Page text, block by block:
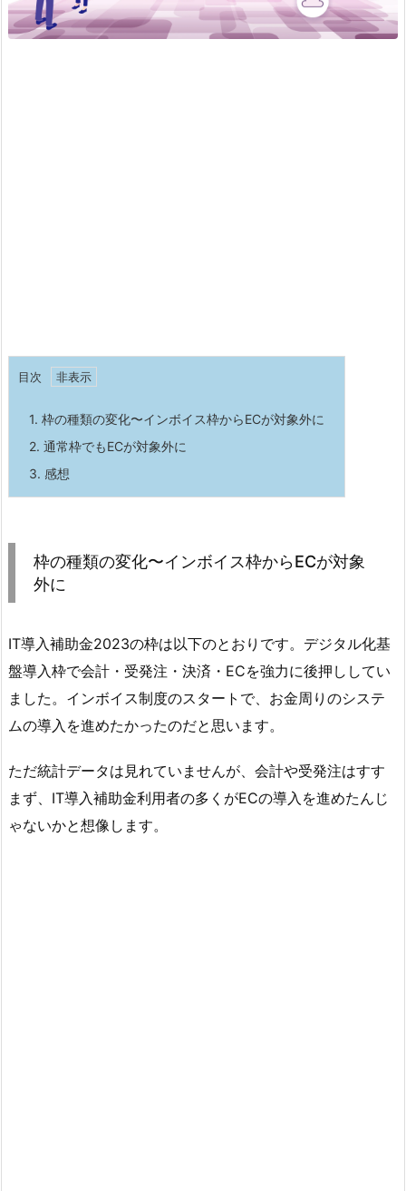
目次
1. 枠の種類の変化〜インボイス枠からECが対象外に
2. 通常枠でもECが対象外に
3. 感想
枠の種類の変化〜インボイス枠からECが対象
外に
IT導入補助金2023の枠は以下のとおりです。デジタル化基
盤導入枠で会計・受発注・決済・ECを強力に後押ししてい
ました。インボイス制度のスタートで、お金周りのシステ
ムの導入を進めたかったのだと思います。
ただ統計データは見れていませんが、会計や受発注はすす
まず、IT導入補助金利用者の多くがECの導入を進めたんじ
ゃないかと想像します。